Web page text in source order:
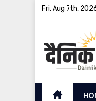
Fri. Aug 7th,